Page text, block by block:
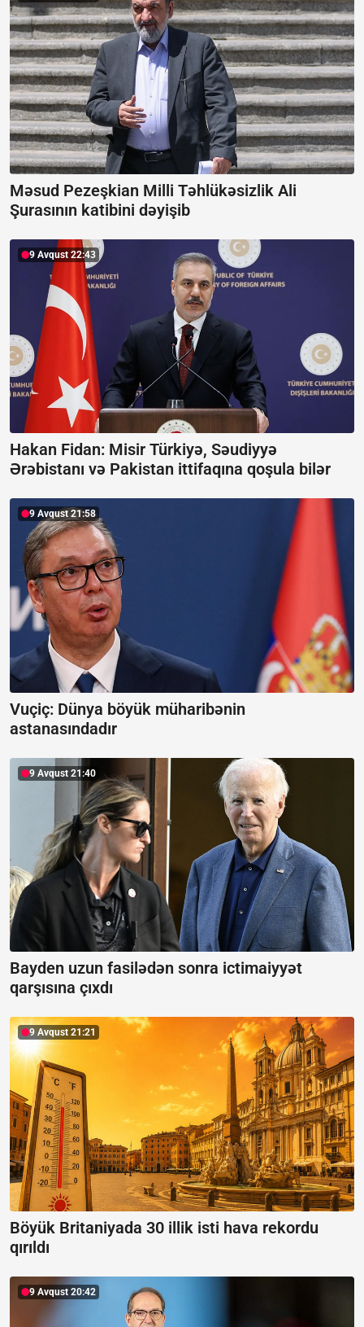
Məsud Pezeşkian Milli Təhlükəsizlik Ali
Şurasının katibini dəyişib
9 Avqust 22:43
Hakan Fidan: Misir Türkiyə, Səudiyyə
Ərəbistanı və Pakistan ittifaqına qoşula bilər
9 Avqust 21:58
Vuçiç: Dünya böyük müharibənin
astanasındadır
9 Avqust 21:40
Bayden uzun fasilədən sonra ictimaiyyət
qarşısına çıxdı
9 Avqust 21:21
Böyük Britaniyada 30 illik isti hava rekordu
qırıldı
9 Avqust 20:42